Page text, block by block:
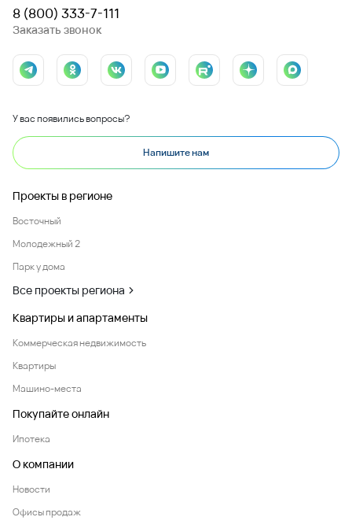
8 (800) 333-7-111
Заказать звонок
У вас появились вопросы?
Напишите нам
Проекты в регионе
Восточный
Молодежный 2
Парк у дома
Все проекты региона
Квартиры и апартаменты
Коммерческая недвижимость
Квартиры
Машино-места
Покупайте онлайн
Ипотека
О компании
Новости
Офисы продаж